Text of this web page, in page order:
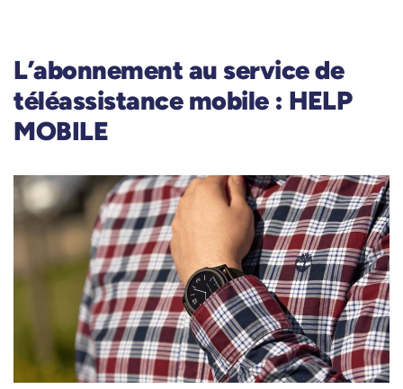
L’abonnement au service de
téléassistance mobile : HELP
MOBILE